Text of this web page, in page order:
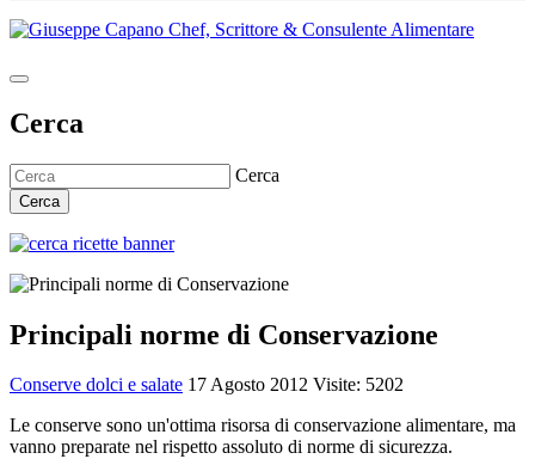
Cerca
Cerca
Cerca
Principali norme di Conservazione
Conserve dolci e salate 17 Agosto 2012 Visite: 5202
Le conserve sono un'ottima risorsa di conservazione alimentare, ma
vanno preparate nel rispetto assoluto di norme di sicurezza.